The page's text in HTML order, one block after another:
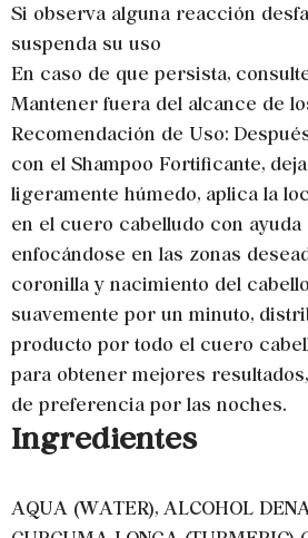
Si observa alguna reacción
suspenda su uso
En caso de que persista,
Mantener fuera del alcance de
Recomendación de Uso:
con el Shampoo Fortificante,
ligeramente húmedo, aplica la
en el cuero cabelludo con ayuda
enfocándose en las zonas
coronilla y nacimiento del
suavemente por un minuto,
producto por todo el cuero
para obtener mejores
de preferencia por las noches.
Ingredientes
AQUA (WATER), ALCOHOL